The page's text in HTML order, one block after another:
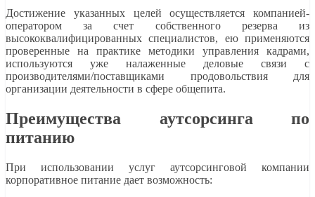
Достижение указанных целей осуществляется компанией-
оператором за счет собственного резерва из
высококвалифицированных специалистов, ею применяются
проверенные на практике методики управления кадрами,
используются уже налаженные деловые связи с
производителями/поставщиками продовольствия для
организации деятельности в сфере общепита.
Преимущества аутсорсинга по
питанию
При использовании услуг аутсорсинговой компании
корпоративное питание дает возможность: